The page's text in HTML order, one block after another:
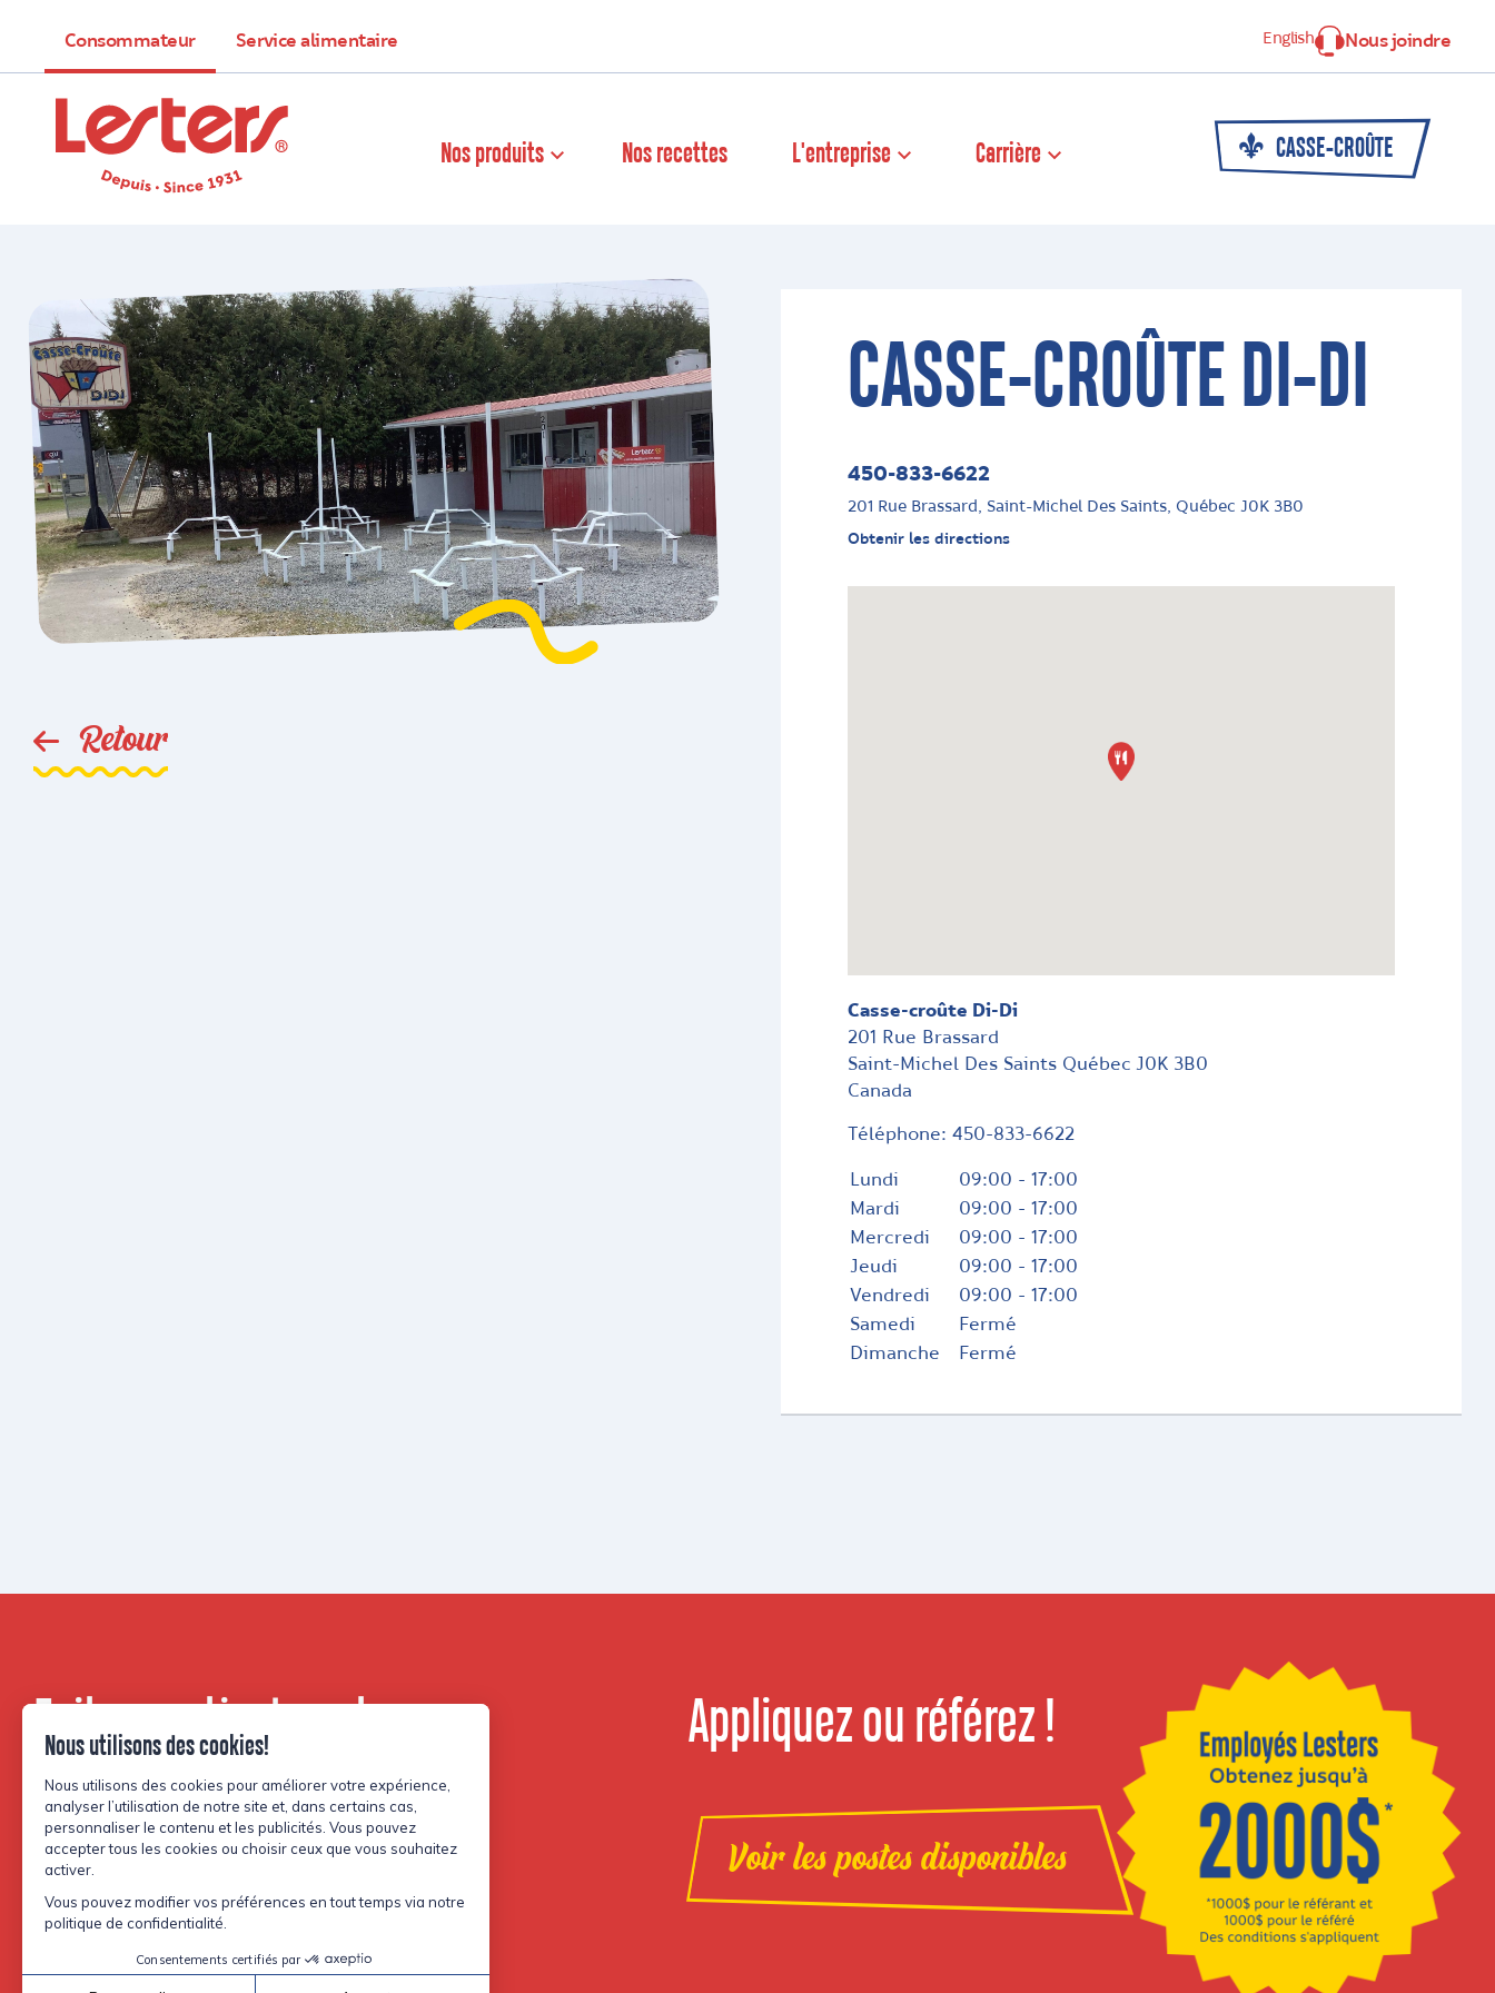
Consommateur Service alimentaire English Nous joindre
Nos produits Nos recettes L'entreprise Carrière CASSE-CROÛTE
Retour
CASSE-CROÛTE DI-DI
450-833-6622
201 Rue Brassard, Saint-Michel Des Saints, Québec J0K 3B0
Obtenir les directions
Casse-croûte Di-Di
201 Rue Brassard
Saint-Michel Des Saints Québec J0K 3B0
Canada
Téléphone: 450-833-6622
Lundi
09:00 - 17:00
Mardi
09:00 - 17:00
Mercredi
09:00 - 17:00
Jeudi
09:00 - 17:00
Vendredi
09:00 - 17:00
Samedi
Fermé
Dimanche
Fermé
Faites partie de notre
communauté.
Facebook Instagram TikTok
Appliquez ou référez !
Voir les postes disponibles